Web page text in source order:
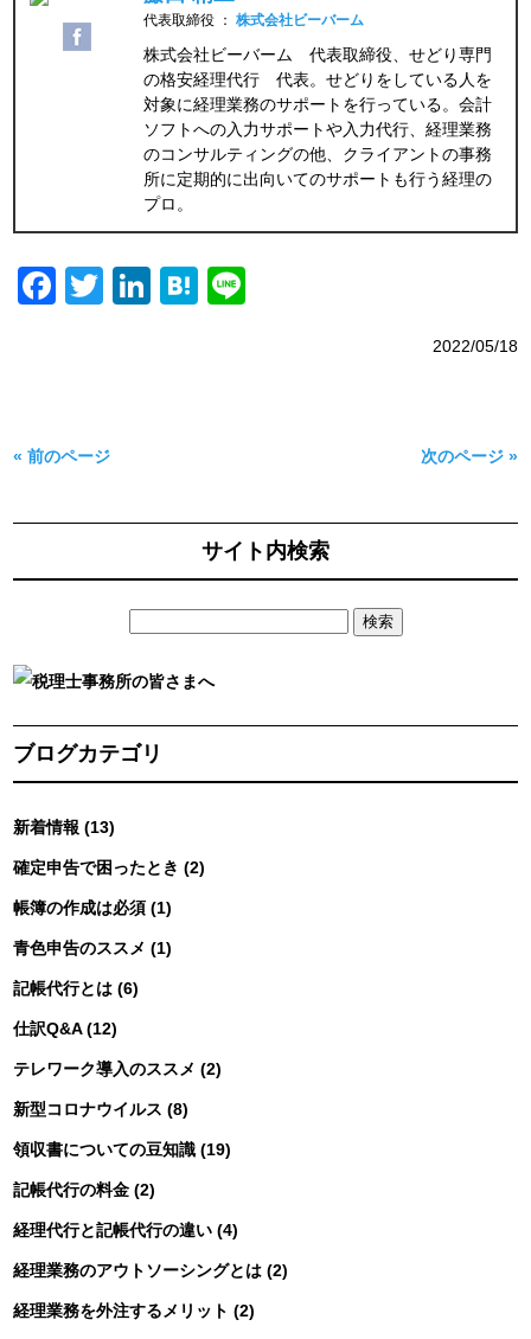
代表取締役 ：株式会社ビーバーム
株式会社ビーバーム 代表取締役、せどり専門
の格安経理代行 代表。せどりをしている人を
対象に経理業務のサポートを行っている。会計
ソフトへの入力サポートや入力代行、経理業務
のコンサルティングの他、クライアントの事務
所に定期的に出向いてのサポートも行う経理の
プロ。
Facebook
Twitter
LinkedIn
Hatena
2022/05/18
« 前のページ 次のページ »
サイト内検索
ブログカテゴリ
新着情報 (13)
確定申告で困ったとき (2)
帳簿の作成は必須 (1)
青色申告のススメ (1)
記帳代行とは (6)
仕訳Q&A (12)
テレワーク導入のススメ (2)
新型コロナウイルス (8)
領収書についての豆知識 (19)
記帳代行の料金 (2)
経理代行と記帳代行の違い (4)
経理業務のアウトソーシングとは (2)
経理業務を外注するメリット (2)